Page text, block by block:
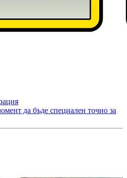
да бъде специален точно за